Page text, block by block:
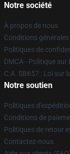
Notre société
À propos de nous
Conditions générales
Politiques de
DMCA - Politique
C.A. SB657 : Loi sur
Notre soutien
Politiques
Conditions de
Politiques de retour
Contactez-nous